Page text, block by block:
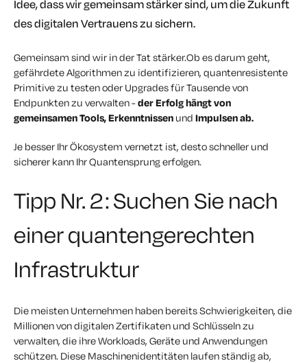
Idee, dass wir gemeinsam stärker sind, um die Zukunft
des digitalen Vertrauens zu sichern.
Gemeinsam sind wir in der Tat stärker.Ob es darum geht,
gefährdete Algorithmen zu identifizieren, quantenresistente
Primitive zu testen oder Upgrades für Tausende von
Endpunkten zu verwalten -der Erfolg hängt von
gemeinsamen Tools, Erkenntnissen und Impulsen ab.
Je besser Ihr Ökosystem vernetzt ist, desto schneller und
sicherer kann Ihr Quantensprung erfolgen.
Tipp Nr. 2: Suchen Sie nach
einer quantengerechten
Infrastruktur
Die meisten Unternehmen haben bereits Schwierigkeiten, die
Millionen von digitalen Zertifikaten und Schlüsseln zu
verwalten, die ihre Workloads, Geräte und Anwendungen
schützen. Diese Maschinenidentitäten laufen ständig ab,